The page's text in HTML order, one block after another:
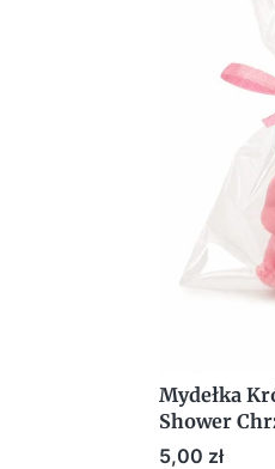
Mydełka
Shower
dla Gości
Cena
5,00 zł